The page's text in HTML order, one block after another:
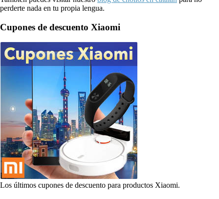
perderte nada en tu propia lengua.
Cupones de descuento Xiaomi
Los últimos cupones de descuento para productos Xiaomi.